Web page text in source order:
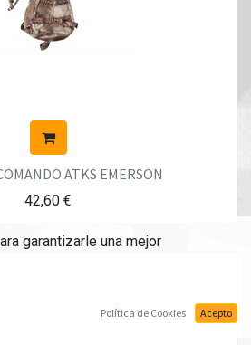
ATKS EMERSON
42,60 €
garantizarle una mejor
Política de Cookies Acepto